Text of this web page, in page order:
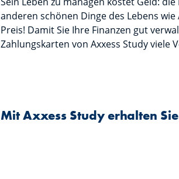
anderen schönen Dinge des Lebens
Preis! Damit Sie Ihre Finanzen gut
Zahlungskarten von Axxess Study viele
Mit Axxess Study erhalten